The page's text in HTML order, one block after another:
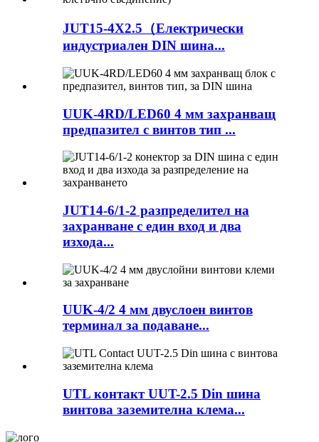
JUT15-4X2.5（Електрически
индустриален DIN шина...
UUK-4RD/LED60 4 мм захранващ
предпазител с винтов тип ...
JUT14-6/1-2 разпределител на
захранване с един вход и два
изхода...
UUK-4/2 4 мм двуслоен винтов
терминал за подаване...
UTL контакт UUT-2.5 Din шина
винтова заземителна клема...